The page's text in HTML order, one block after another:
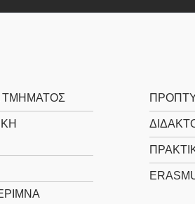
ΤΜΗΜΑΤΟΣ